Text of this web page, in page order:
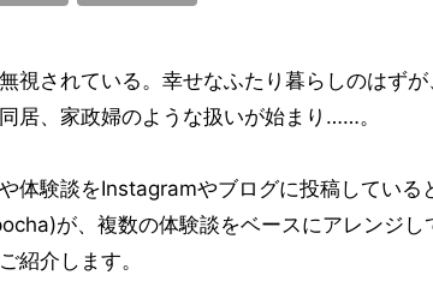
視されている。幸せなふたり暮らしのはず
居、家政婦のような扱いが始まり……。
体験談をInstagramやブログに投稿している
が、複数の体験談をベースにアレンジし
紹介します。